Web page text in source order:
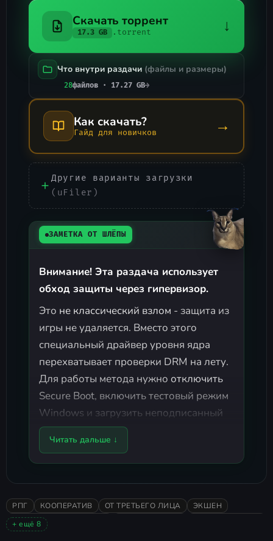
Скачать торрент
17.3 GB .torrent ↓
Что внутри раздачи (файлы и размеры)
28файлов · 17.27 GB→
Как скачать?
Гайд для новичков →
Другие варианты загрузки
(uFiler)
ЗАМЕТКА ОТ ШЛЁПЫ
Внимание! Эта раздача использует
обход защиты через гипервизор.
Это не классический взлом - защита из
игры не удаляется. Вместо этого
специальный драйвер уровня ядра
перехватывает проверки DRM на лету.
Для работы метода нужно отключить
Secure Boot, включить тестовый режим
Windows и загрузить неподписанный
драйвер- все это снижает
защищенность вашей системы.
чтобы развернуть)
Читать дальше ↓
РПГ КООПЕРАТИВ ОТ ТРЕТЬЕГО ЛИЦА
ЭКШЕН
ПИКСЕЛЬНАЯ ГРАФИКА
+ ещё 8